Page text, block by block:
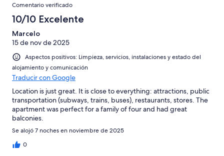
Comentario verificado
10/10 Excelente
Marcelo
15 de nov de 2025
Aspectos positivos: Limpieza, servicios, instalaciones y estado del
alojamiento y comunicación
Traducir con Google
Location is just great. It is close to everything: attractions, public
transportation (subways, trains, buses), restaurants, stores. The
apartment was perfect for a family of four and had great
balconies.
Se alojó 7 noches en noviembre de 2025
0